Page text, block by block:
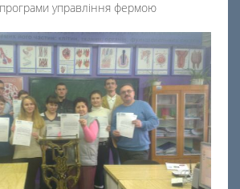
управління фермою